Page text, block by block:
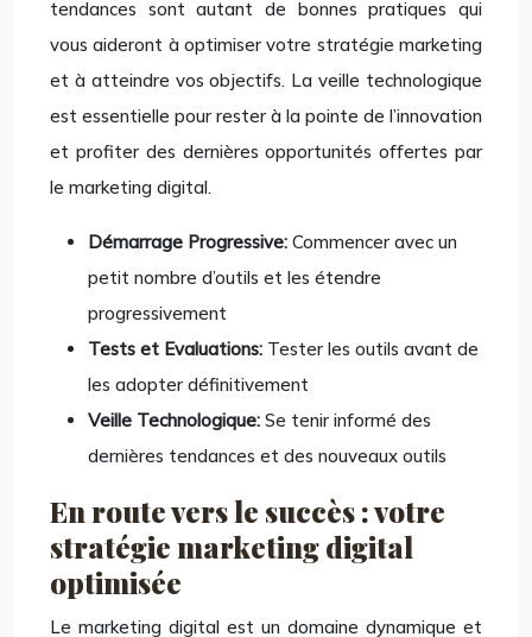
tendances sont autant de bonnes pratiques qui
vous aideront à optimiser votre stratégie marketing
et à atteindre vos objectifs. La veille technologique
est essentielle pour rester à la pointe de l’innovation
et profiter des dernières opportunités offertes par
le marketing digital.
Démarrage Progressive: Commencer avec un
petit nombre d’outils et les étendre
progressivement
Tests et Evaluations: Tester les outils avant de
les adopter définitivement
Veille Technologique: Se tenir informé des
dernières tendances et des nouveaux outils
En route vers le succès : votre
stratégie marketing digital
optimisée
Le marketing digital est un domaine dynamique et